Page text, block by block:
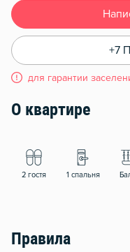
+7
для гарантии
О квартире
2 гостя 1 спальня
Правила